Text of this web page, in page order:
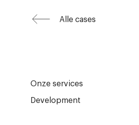
Alle cases
Onze services
Development